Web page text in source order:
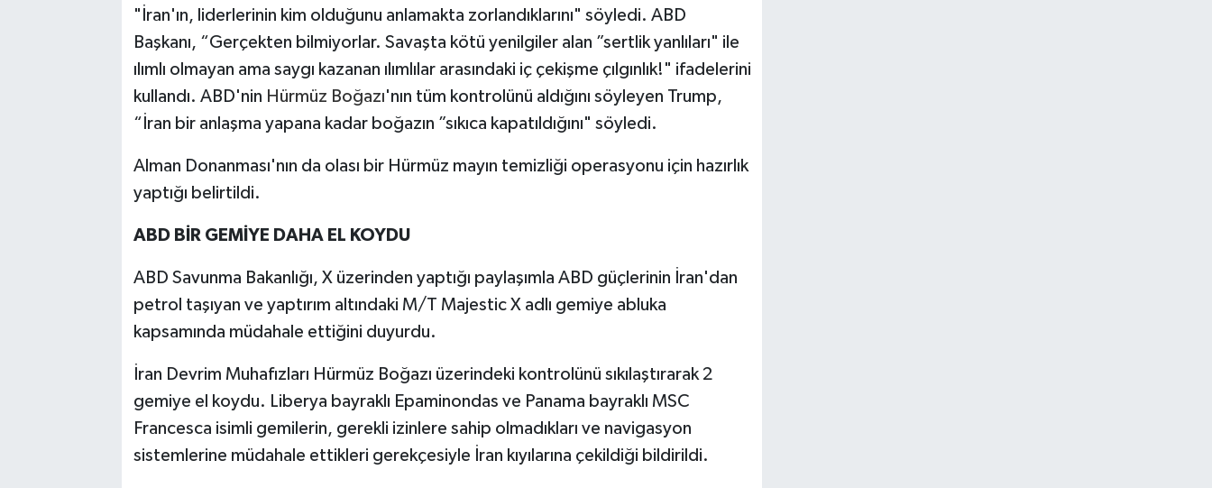
"İran'ın, liderlerinin kim olduğunu anlamakta zorlandıklarını" söyledi. ABD
Başkanı, “Gerçekten bilmiyorlar. Savaşta kötü yenilgiler alan ”sertlik yanlıları" ile
ılımlı olmayan ama saygı kazanan ılımlılar arasındaki iç çekişme çılgınlık!" ifadelerini
kullandı. ABD'nin Hürmüz Boğazı'nın tüm kontrolünü aldığını söyleyen Trump,
“İran bir anlaşma yapana kadar boğazın ”sıkıca kapatıldığını" söyledi.
Alman Donanması'nın da olası bir Hürmüz mayın temizliği operasyonu için hazırlık
yaptığı belirtildi.
ABD BİR GEMİYE DAHA EL KOYDU
ABD Savunma Bakanlığı, X üzerinden yaptığı paylaşımla ABD güçlerinin İran'dan
petrol taşıyan ve yaptırım altındaki M/T Majestic X adlı gemiye abluka
kapsamında müdahale ettiğini duyurdu.
İran Devrim Muhafızları Hürmüz Boğazı üzerindeki kontrolünü sıkılaştırarak 2
gemiye el koydu. Liberya bayraklı Epaminondas ve Panama bayraklı MSC
Francesca isimli gemilerin, gerekli izinlere sahip olmadıkları ve navigasyon
sistemlerine müdahale ettikleri gerekçesiyle İran kıyılarına çekildiği bildirildi.